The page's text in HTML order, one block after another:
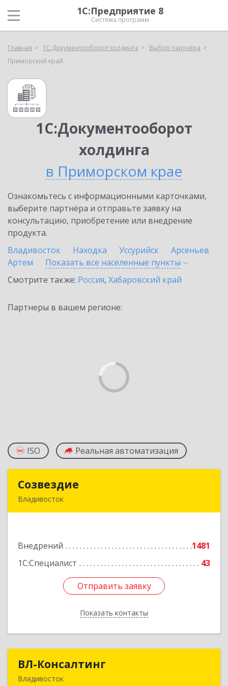
1С:Предприятие 8
Система программ
Главная 1С:Документооборот холдинга
Выбор партнёра
Приморский край
1С:Документооборот
холдинга
в Приморском крае
Ознакомьтесь с информационными карточками,
выберите партнёра и отправьте заявку на
консультацию, приобретение или внедрение
продукта.
Владивосток
Находка Уссурийск
Арсеньев
Артем
Показать все населенные пункты
Смотрите также: Россия, Хабаровский край
Партнеры в вашем регионе:
ISO Реальная автоматизация
Созвездие
Владивосток
Внедрений
1481
1С:Специалист
43
Отправить заявку
Показать контакты
Подробнее
Отправить заявку
Назад
ВЛ-Консалтинг
Владивосток